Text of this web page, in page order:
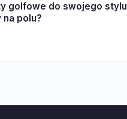
golfowe do swojego stylu
na polu?